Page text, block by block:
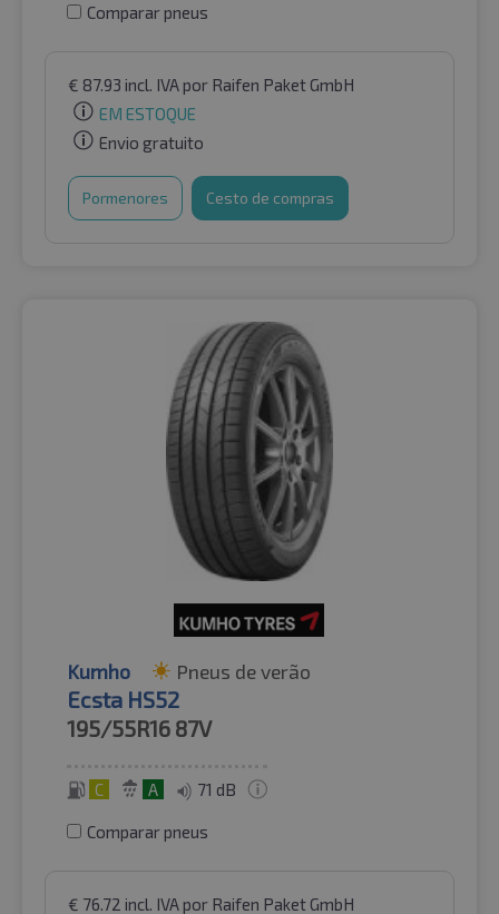
Comparar pneus
€ 87.93 incl. IVApor Raifen Paket GmbH
EM ESTOQUE
Envio gratuito
Pormenores Cesto de compras
Kumho Pneus de verão
Ecsta HS52
195/55R16 87V
C A 71 dB
Comparar pneus
€ 76.72 incl. IVApor Raifen Paket GmbH